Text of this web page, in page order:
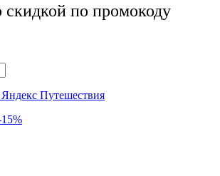
скидкой по промокоду
Яндекс Путешествия